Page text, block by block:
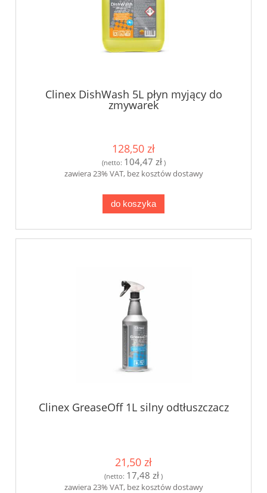
Clinex DishWash 5L płyn myjący do
zmywarek
128,50 zł
(netto: 104,47 zł)
zawiera 23% VAT, bez kosztów dostawy
do koszyka
Clinex GreaseOff 1L silny odtłuszczacz
21,50 zł
(netto: 17,48 zł )
zawiera 23% VAT, bez kosztów dostawy